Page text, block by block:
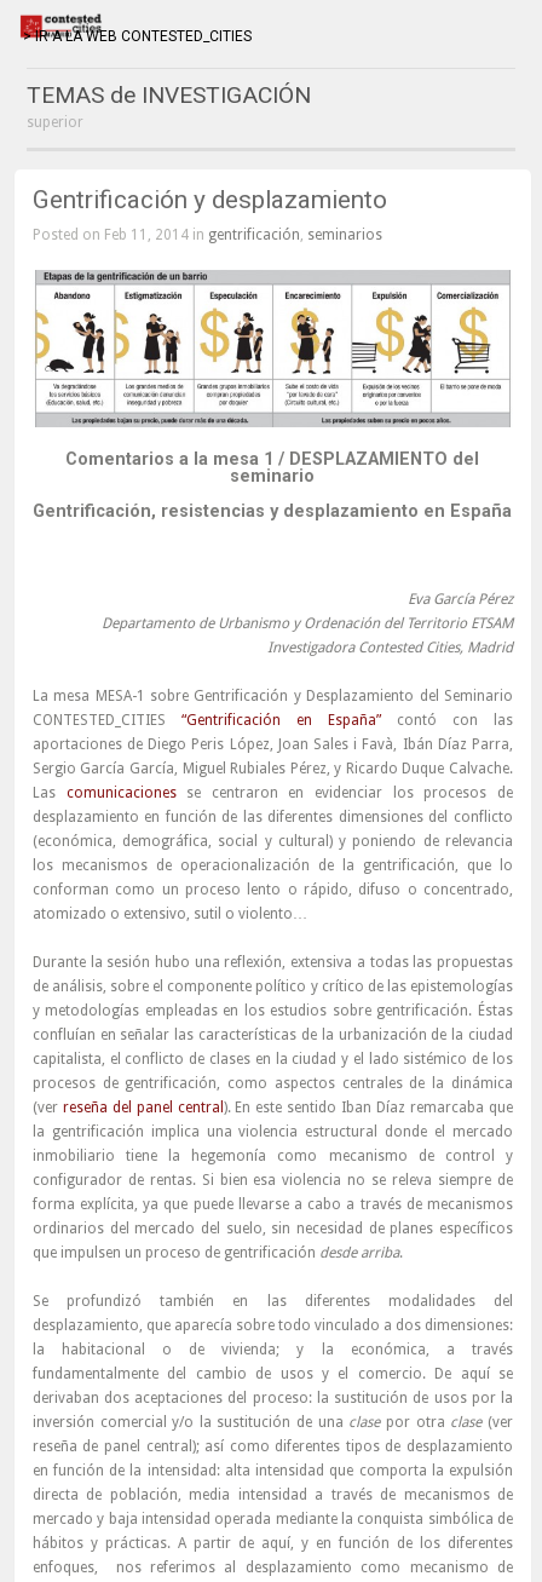
> IR A LA WEB CONTESTED_CITIES
TEMAS de INVESTIGACIÓN
superior
Gentrificación y desplazamiento
Posted on Feb 11, 2014 in gentrificación seminarios
Comentarios a la mesa 1 / DESPLAZAMIENTO del
seminario
Gentrificación, resistencias y desplazamiento en España
Eva García Pérez
Departamento de Urbanismo y Ordenación del Territorio ETSAM
Investigadora Contested Cities, Madrid
La mesa MESA-1 sobre Gentrificación y Desplazamiento del Seminario
CONTESTED_CITIES “Gentrificación en España”contó con las
aportaciones de Diego Peris López, Joan Sales i Favà, Ibán Díaz Parra,
Sergio García García, Miguel Rubiales Pérez, y Ricardo Duque Calvache.
Las comunicacionesse centraron en evidenciar los procesos de
desplazamiento en función de las diferentes dimensiones del conflicto
(económica, demográfica, social y cultural) y poniendo de relevancia
los mecanismos de operacionalización de la gentrificación, que lo
conforman como un proceso lento o rápido, difuso o concentrado,
atomizado o extensivo, sutil o violento…
Durante la sesión hubo una reflexión, extensiva a todas las propuestas
de análisis, sobre el componente político y crítico de las epistemologías
y metodologías empleadas en los estudios sobre gentrificación. Éstas
confluían en señalar las características de la urbanización de la ciudad
capitalista, el conflicto de clases en la ciudad y el lado sistémico de los
procesos de gentrificación, como aspectos centrales de la dinámica
(ver reseña del panel central ). En este sentido Iban Díaz remarcaba que
la gentrificación implica una violencia estructural donde el mercado
inmobiliario tiene la hegemonía como mecanismo de control y
configurador de rentas. Si bien esa violencia no se releva siempre de
forma explícita, ya que puede llevarse a cabo a través de mecanismos
ordinarios del mercado del suelo, sin necesidad de planes específicos
que impulsen un proceso de gentrificación desde arriba.
Se profundizó también en las diferentes modalidades del
desplazamiento, que aparecía sobre todo vinculado a dos dimensiones:
la habitacional o de vivienda; y la económica, a través
fundamentalmente del cambio de usos y el comercio. De aquí se
derivaban dos aceptaciones del proceso: la sustitución de usos por la
inversión comercial y/o la sustitución de una clasepor otra clase (ver
reseña de panel central); así como diferentes tipos de desplazamiento
en función de la intensidad: alta intensidad que comporta la expulsión
directa de población, media intensidad a través de mecanismos de
mercado y baja intensidad operada mediante la conquista simbólica de
hábitos y prácticas. A partir de aquí, y en función de los diferentes
enfoques, nos referimos al desplazamiento como mecanismo de